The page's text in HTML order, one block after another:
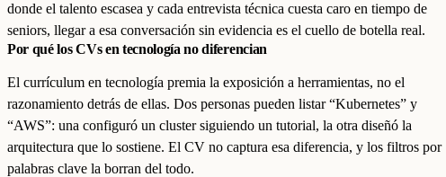
donde el talento escasea y cada entrevista técnica cuesta caro en tiempo de
seniors, llegar a esa conversación sin evidencia es el cuello de botella real.
Por qué los CVs en tecnología no diferencian
El currículum en tecnología premia la exposición a herramientas, no el
razonamiento detrás de ellas. Dos personas pueden listar “Kubernetes” y
“AWS”: una configuró un cluster siguiendo un tutorial, la otra diseñó la
arquitectura que lo sostiene. El CV no captura esa diferencia, y los filtros por
palabras clave la borran del todo.